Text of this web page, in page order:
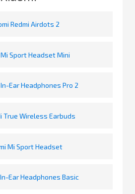
Redmi Airdots 2
Sport Headset Mini
Ear Headphones Pro 2
True Wireless Earbuds
Mi Sport Headset
Ear Headphones Basic